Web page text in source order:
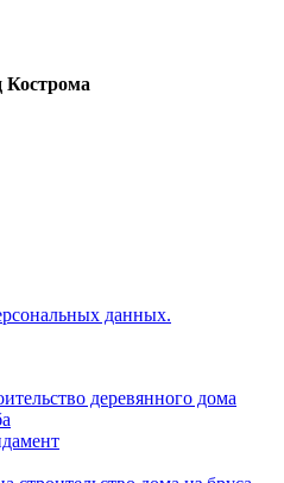
Кострома
данных.
деревянного дома